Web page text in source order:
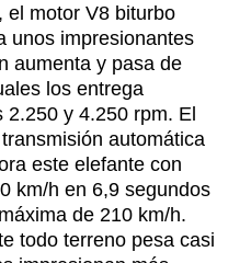
el motor V8 biturbo
unos impresionantes
aumenta y pasa de
los entrega
2.250 y 4.250 rpm. El
automática
este elefante con
km/h en 6,9 segundos
de 210 km/h.
todo terreno pesa casi